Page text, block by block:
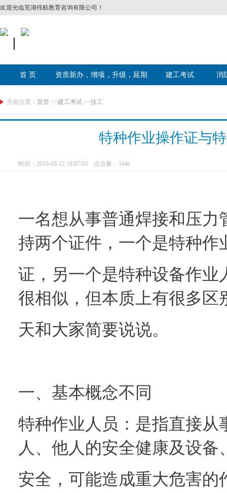
欢迎光临芜湖伟航教育咨询有限公司！
首 页 资质新办，增项，升级，延期 建工考试 消
当前位置： 首页 >>建工考试 >>技工
特种作业操作证与
时间：2019-09-12 18:07:03 点击量： 3446
一名想从事普通焊接和压
持两个证件，一个是特种作
证，另一个是特种设备作
很相似，但本质上有很多区
天和大家简要说说。
一、基本概念不同
特种作业人员：是指直接
人、他人的安全健康及设备
安全，可能造成重大危害